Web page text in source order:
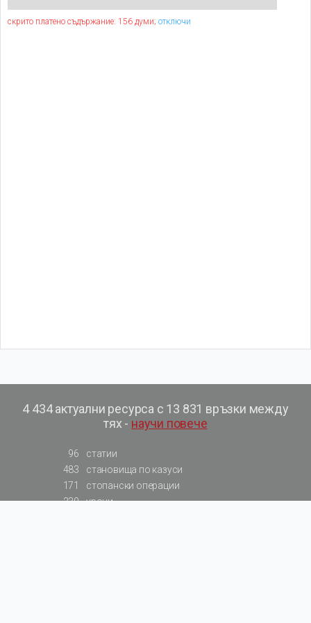
скрито платено съдържание: 156 думи; отключи
4 434 актуални ресурса с 13 831 връзки между
тях - научи повече
96
статии
483
становища по казуси
171
стопански операции
230
уроци